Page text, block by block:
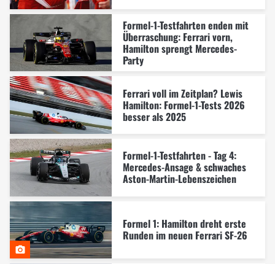
Formel-1-Testfahrten enden mit
Überraschung: Ferrari vorn,
Hamilton sprengt Mercedes-
Party
Ferrari voll im Zeitplan? Lewis
Hamilton: Formel-1-Tests 2026
besser als 2025
Formel-1-Testfahrten - Tag 4:
Mercedes-Ansage & schwaches
Aston-Martin-Lebenszeichen
Formel 1: Hamilton dreht erste
Runden im neuen Ferrari SF-26